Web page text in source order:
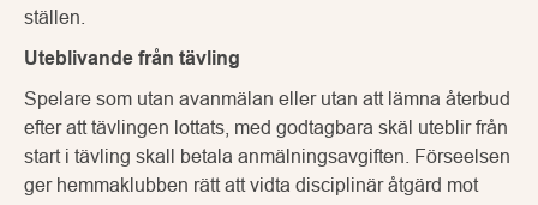
ställen.
Uteblivande från tävling
Spelare som utan avanmälan eller utan att lämna återbud
efter att tävlingen lottats, med godtagbara skäl uteblir från
start i tävling skall betala anmälningsavgiften. Förseelsen
ger hemmaklubben rätt att vidta disciplinär åtgärd mot